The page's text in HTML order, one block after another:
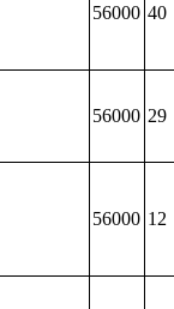
56000 40
56000 29
56000 12